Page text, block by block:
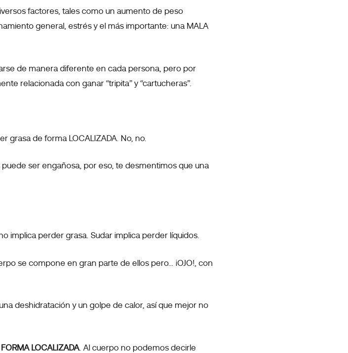
factores, tales como un aumento de peso
general, estrés y el más importante: una MALA
de manera diferente en cada persona, pero por
relacionada con ganar “tripita” y “cartucheras”.
grasa de forma LOCALIZADA. No, no.
ser engañosa, por eso, te desmentimos que una
implica perder grasa. Sudar implica perder líquidos.
se compone en gran parte de ellos pero… ¡OJO!, con
deshidratación y un golpe de calor, así que mejor no
FORMA LOCALIZADA. Al cuerpo no podemos decirle